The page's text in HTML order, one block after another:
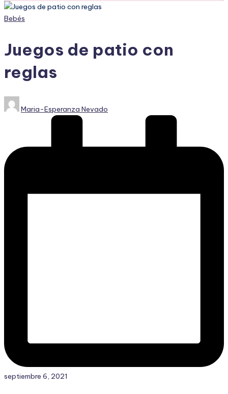
Publicado
Bebés
Juegos de patio con
reglas
Publicado
por
Maria-Esperanza Nevado
septiembre 6, 2021